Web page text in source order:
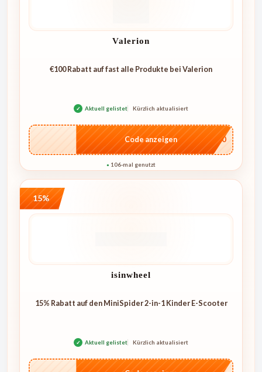
Valerion
€100 Rabatt auf fast alle Produkte bei Valerion
✓ Aktuell gelistet Kürzlich aktualisiert
…L100
Code anzeigen
● 106-mal genutzt
15%
isinwheel
15% Rabatt auf den MiniSpider 2-in-1 Kinder E-Scooter
✓ Aktuell gelistet Kürzlich aktualisiert